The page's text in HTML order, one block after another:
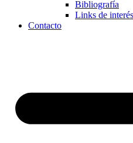
Bibliografía
Links de interés
Contacto